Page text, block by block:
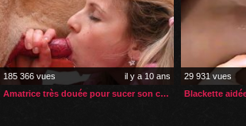
185 366 vues
il y a 10 ans
Amatrice très douée pour sucer son chien
29 931 vues